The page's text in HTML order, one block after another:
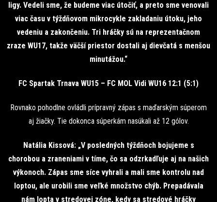
ligy. Vedeli sme, že budeme viac útočiť, a preto sme venovali
viac času v týždňovom mikrocykle zakladaniu útoku, jeho
vedeniu a zakončeniu. Tri hráčky sú na reprezentačnom
zraze WU17, takže väčší priestor dostali aj dievčatá s menšou
minutážou.“
FC Spartak Trnava WU15 – FC MOL Vidi WU16 12:1 (5:1)
Rovnako pohodlne ovládli prípravný zápas s maďarským súperom
aj žiačky. Tie dokonca súperkám nasúkali až 12 gólov.
Natália Kissová: „V posledných týždňoch bojujeme s
chorobou a zraneniami v tíme, čo sa odzrkadľuje aj na našich
výkonoch. Zápas sme síce vyhrali a mali sme kontrolu nad
loptou, ale urobili sme veľké množstvo chýb. Prepadávala
nám lopta v stredovej zóne, kedy sa stredové hráčky